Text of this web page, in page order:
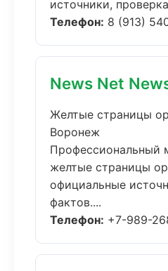
источники,
Телефон: 8 (913)
News Net
Желтые страницы
Воронеж
Профессиональный
желтые страницы
официальные
фактов....
Телефон: +7-989-